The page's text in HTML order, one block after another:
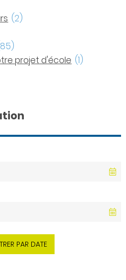
(2)
projet d'école (1)
PAR DATE